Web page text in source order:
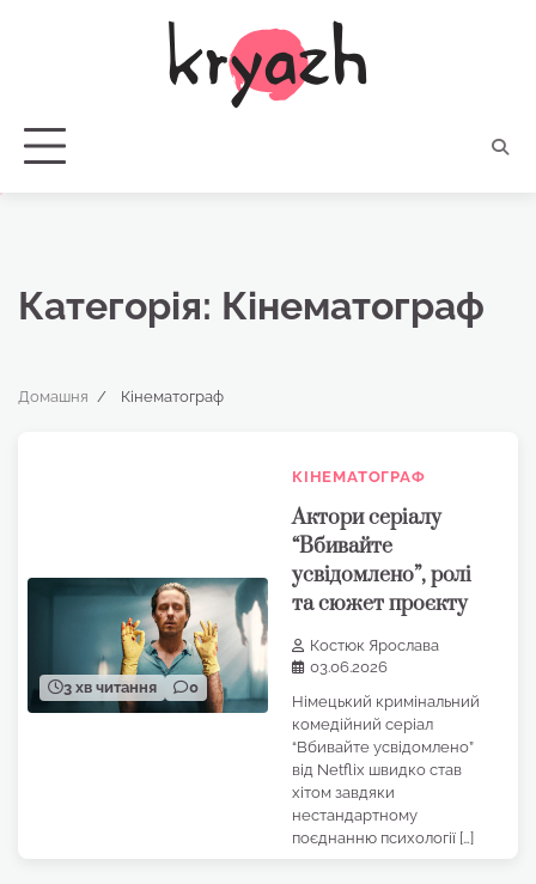
Категорія: Кінематограф
Домашня Кінематограф
3 хв читання 0
КІНЕМАТОГРАФ
Актори серіалу
“Вбивайте
усвідомлено”, ролі
та сюжет проєкту
Костюк Ярослава
03.06.2026
Німецький кримінальний
комедійний серіал
“Вбивайте усвідомлено”
від Netflix швидко став
хітом завдяки
нестандартному
поєднанню психології […]